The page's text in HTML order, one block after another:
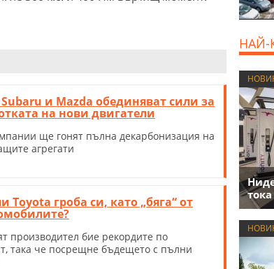
и Mazda обединяват сили за
на нови двигатели
ще гонят пълна декарбонизация на
агрегати
Toyota гроба си, като „бяга“ от
производител бие рекордите по
така че посрещне бъдещето с пълни
НАЙ-